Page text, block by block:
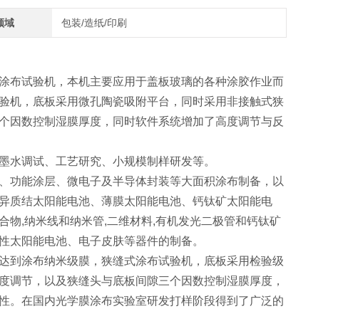
域 包装/造纸/印刷
布试验机，本机主要应用于盖板玻璃的各种涂胶作业而
机，底板采用微孔陶瓷吸附平台，同时采用非接触式狭
因数控制湿膜厚度，同时软件系统增加了高度调节与反
调试、工艺研究、小规模制样研发等。
功能涂层、微电子及半导体封装等大面积涂布制备，以
质结太阳能电池、薄膜太阳能电池、钙钛矿太阳能电
物,纳米线和纳米管,二维材料,有机发光二极管和钙钛矿
阳能电池、电子皮肤等器件的制备。
到涂布纳米级膜，狭缝式涂布试验机，底板采用检验级
节，以及狭缝头与底板间隙三个因数控制湿膜厚度，
。在国内光学膜涂布实验室研发打样阶段得到了广泛的